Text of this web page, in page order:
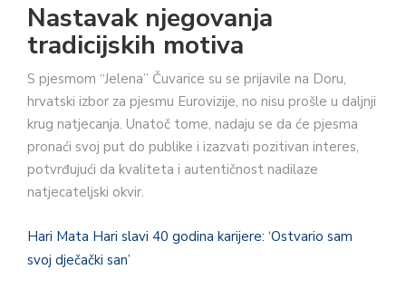
Nastavak njegovanja
tradicijskih motiva
S pjesmom “Jelena” Čuvarice su se prijavile na Doru,
hrvatski izbor za pjesmu Eurovizije, no nisu prošle u daljnji
krug natjecanja. Unatoč tome, nadaju se da će pjesma
pronaći svoj put do publike i izazvati pozitivan interes,
potvrđujući da kvaliteta i autentičnost nadilaze
natjecateljski okvir.
Hari Mata Hari slavi 40 godina karijere: ‘Ostvario sam
svoj dječački san’